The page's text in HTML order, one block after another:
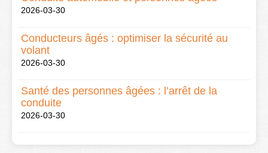
2026-03-30
Conducteurs âgés : optimiser la sécurité au
volant
2026-03-30
Santé des personnes âgées : l’arrêt de la
conduite
2026-03-30